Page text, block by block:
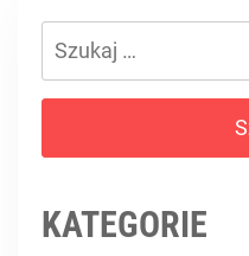
Szukaj:
KATEGORIE